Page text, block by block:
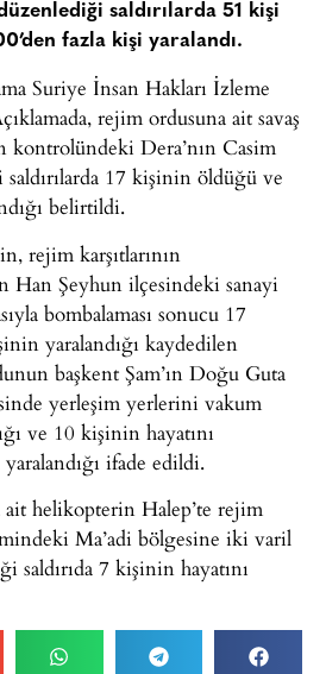
saldırılarda 51 kişi
fazla kişi yaralandı.
Suriye İnsan Hakları İzleme
rejim ordusuna ait savaş
kontrolündeki Dera’nın Casim
17 kişinin öldüğü ve
belirtildi.
rejim karşıtlarının
Han Şeyhun ilçesindeki sanayi
bombalaması sonucu 17
yaralandığı kaydedilen
başkent Şam’ın Doğu Guta
yerleşim yerlerini vakum
ve 10 kişinin hayatını
ifade edildi.
ait helikopterin Halep’te rejim
Ma’adi bölgesine iki varil
saldırıda 7 kişinin hayatını